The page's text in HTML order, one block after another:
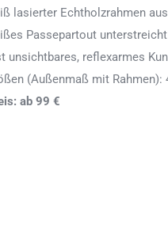
lasierter Echtholzrahmen
Passepartout
unsichtbares, reflexarmes
(Außenmaß mit Rahmen):
ab 99 €